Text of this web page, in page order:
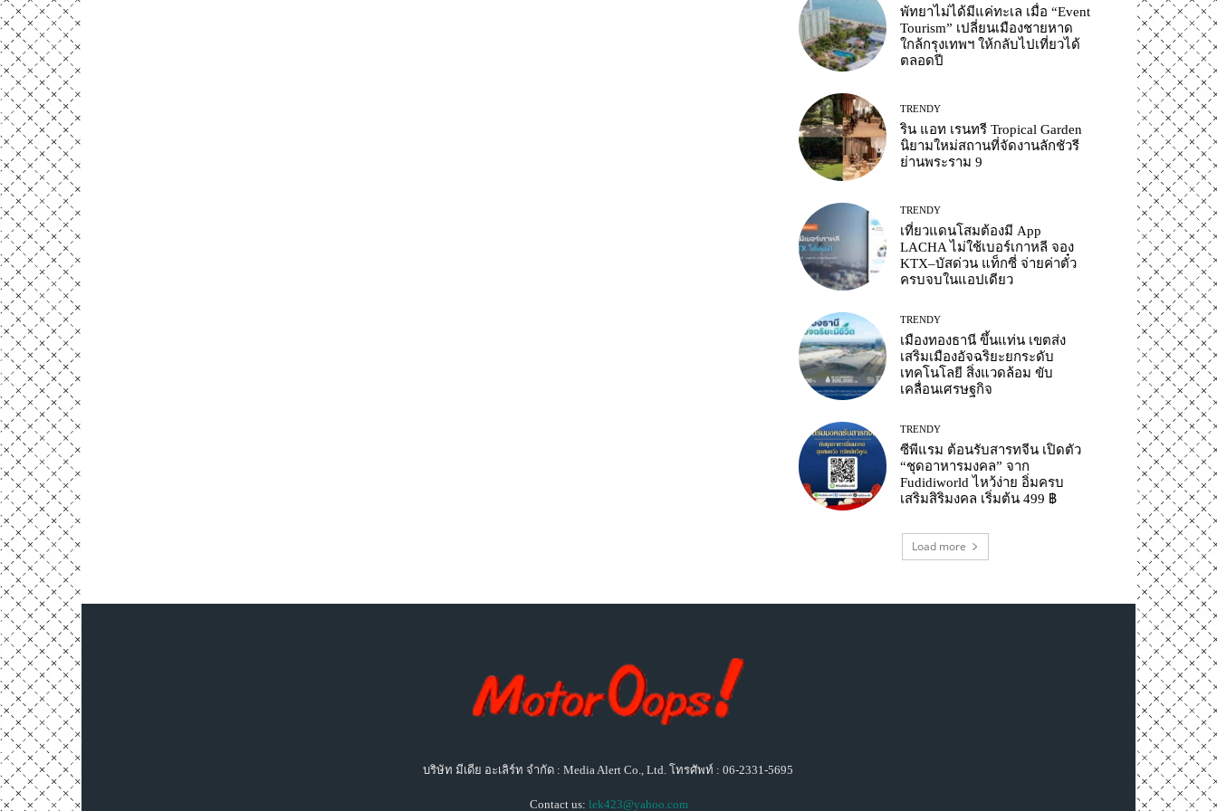
พัทยาไม่ได้มีแค่ทะเล เมื่อ “Event
Tourism” เปลี่ยนเมืองชายหาด
ใกล้กรุงเทพฯ ให้กลับไปเที่ยวได้
ตลอดปี
TRENDY
ริน แอท เรนทรี Tropical Garden
นิยามใหม่สถานที่จัดงานลักชัวรี
ย่านพระราม 9
TRENDY
เที่ยวแดนโสมต้องมี App
LACHA ไม่ใช้เบอร์เกาหลี จอง
KTX–บัสด่วน แท็กซี่ จ่ายค่าตั๋ว
ครบจบในแอปเดียว
TRENDY
เมืองทองธานี ขึ้นแท่น เขตส่ง
เสริมเมืองอัจฉริยะยกระดับ
เทคโนโลยี สิ่งแวดล้อม ขับ
เคลื่อนเศรษฐกิจ
TRENDY
ซีพีแรม ต้อนรับสารทจีน เปิดตัว
“ชุดอาหารมงคล” จาก
Fudidiworld ไหว้ง่าย อิ่มครบ
เสริมสิริมงคล เริ่มต้น 499 ฿
Load more
บริษัท มีเดีย อะเลิร์ท จำกัด : Media Alert Co., Ltd. โทรศัพท์ : 06-2331-5695
Contact us: lek423@yahoo.com